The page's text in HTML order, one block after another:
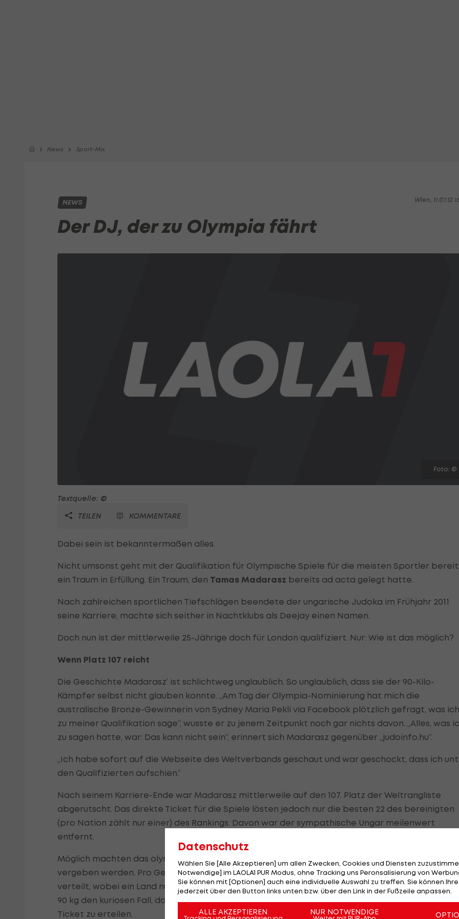
News Sport-Mix
Wien, 11.07.12
NEWS
Der DJ, der zu Olympia fährt
Foto: ©
Textquelle: ©
TEILEN
KOMMENTARE
Dabei sein ist bekanntermaßen alles.
Nicht umsonst geht mit der Qualifikation für Olympische Spiele für die meisten Sportler
ein Traum in Erfüllung. Ein Traum, den Tamas Madarasz bereits ad acta gelegt hatte.
Nach zahlreichen sportlichen Tiefschlägen beendete der ungarische Judoka im Frühjahr 2011
seine Karriere, machte sich seither in Nachtklubs als Deejay einen Namen.
Doch nun ist der mittlerweile 25-Jährige doch für London qualifiziert. Nur: Wie ist das möglich?
Wenn Platz 107 reicht
Die Geschichte Madarasz‘ ist schlichtweg unglaublich. So unglaublich, dass sie der 90-Kilo-
Kämpfer selbst nicht glauben konnte. „Am Tag der Olympia-Nominierung hat mich die
australische Bronze-Gewinnerin von Sydney Maria Pekli via Facebook plötzlich gefragt, was ich
zu meiner Qualifikation sage“, wusste er zu jenem Zeitpunkt noch gar nichts davon. „Alles, was
zu sagen hatte, war: Das kann nicht sein“, erinnert sich Madarasz gegenüber „judoinfo.hu“.
„Ich habe sofort auf die Webseite des Weltverbands geschaut und war geschockt, dass ich
den Qualifizierten aufschien.“
Nach seinem Karriere-Ende war Madarasz mittlerweile auf den 107. Platz der Weltrangliste
abgerutscht. Das direkte Ticket für die Spiele lösten jedoch nur die besten 22 des bereinigten
(pro Nation zählt nur einer) des Rankings. Davon war der sympathische Ungar meilenwert
entfernt.
Möglich machten das olympische Wunder die kontinentalen Quotenplätze, die zusätzlich
vergeben werden. Pro Gewichtsklasse werden vom europäischen Verband (EJU) zwei Plätze
verteilt, wobei ein Land nur einen bekommen kann. Und genau dieses Vergabe-Schema ergab
90 kg den kuriosen Fall, dass die Verantwortlichen bis zur 107. Stelle zurückgehen mussten, um
Ticket zu erteilen.
Datenschutz
Wählen Sie [Alle Akzeptieren] um allen Zwecken, Cookies und Diensten
Notwendige] im LAOLA1 PUR Modus, ohne Tracking uns Peronsalisierung von
Sie können mit [Optionen] auch eine individuelle Auswahl zu treffen. Sie können
jederzeit über den Button links unten bzw. über den Link in der Fußzeile anpassen.
ALLE AKZEPTIEREN NUR NOTWENDIGE